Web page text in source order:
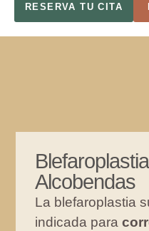
RESERVA TU CITA
Alcobendas
La blefaroplastia
indicada para